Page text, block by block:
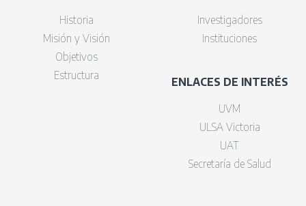
Historia
Misión y Visión
Objetivos
Estructura
Investigadores
Instituciones
ENLACES DE INTERÉS
UVM
ULSA Victoria
UAT
Secretaría de Salud